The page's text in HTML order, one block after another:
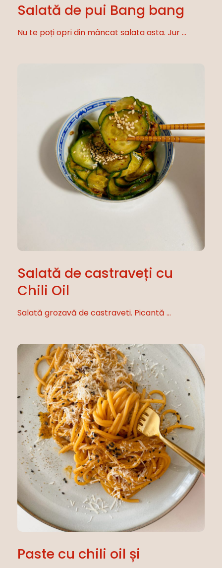
Salată de pui Bang bang
Nu te poți opri din mâncat salata asta. Jur ...
Salată de castraveți cu
Chili Oil
Salată grozavă de castraveti. Picantă ...
Paste cu chili oil și